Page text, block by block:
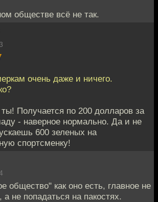
обществе всё не так.
очень даже и ничего.
Получается по 200 долларов за
- наверное нормально. Да и не
600 зеленых на
спортсменку!
общество" как оно есть, главное не
не попадаться на пакостях.